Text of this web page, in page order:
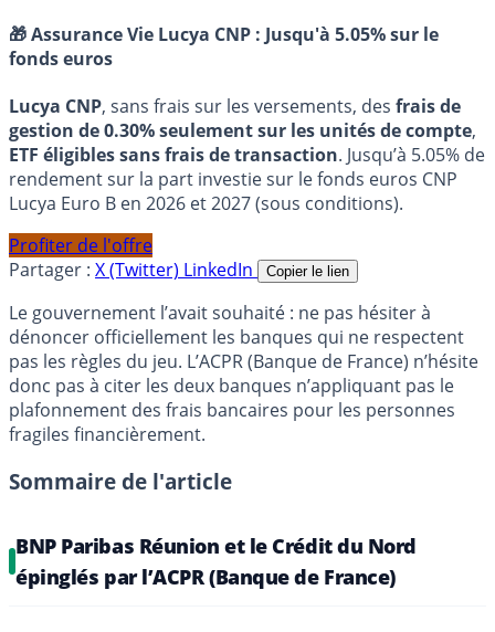
🎁 Assurance Vie Lucya CNP : Jusqu'à 5.05% sur le
fonds euros
Lucya CNP, sans frais sur les versements, des frais de
gestion de 0.30% seulement sur les unités de compte,
ETF éligibles sans frais de transaction. Jusqu’à 5.05% de
rendement sur la part investie sur le fonds euros CNP
Lucya Euro B en 2026 et 2027 (sous conditions).
Profiter de l'offre
Partager : X (Twitter) LinkedIn Copier le lien
Le gouvernement l’avait souhaité : ne pas hésiter à
dénoncer officiellement les banques qui ne respectent
pas les règles du jeu. L’ACPR (Banque de France) n’hésite
donc pas à citer les deux banques n’appliquant pas le
plafonnement des frais bancaires pour les personnes
fragiles financièrement.
Sommaire de l'article
BNP Paribas Réunion et le Crédit du Nord
épinglés par l’ACPR (Banque de France)